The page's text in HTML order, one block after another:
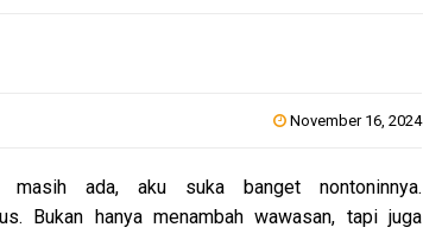
November 16, 2024
masih ada, aku suka banget nontoninnya.
Bukan hanya menambah wawasan, tapi juga